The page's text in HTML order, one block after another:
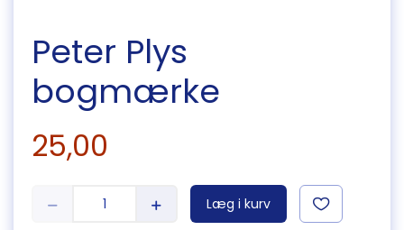
Peter Plys
bogmærke
25,00
Læg i kurv